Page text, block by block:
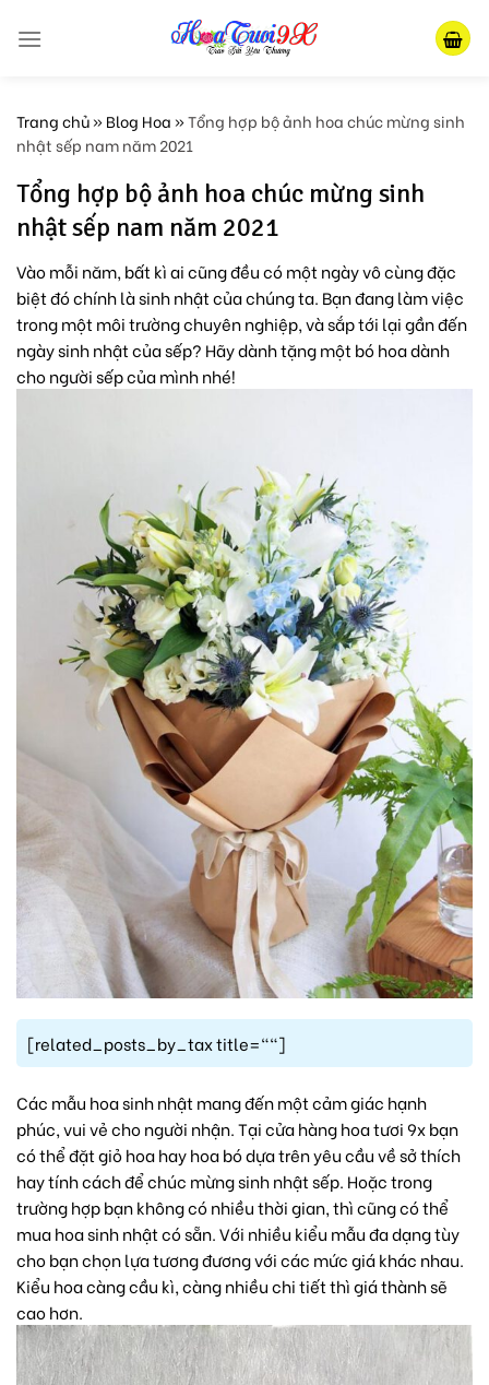
Trang chủ»Blog Hoa»Tổng hợp bộ ảnh hoa chúc mừng sinh
nhật sếp nam năm 2021
Tổng hợp bộ ảnh hoa chúc mừng sinh
nhật sếp nam năm 2021
Vào mỗi năm, bất kì ai cũng đều có một ngày vô cùng đặc
biệt đó chính là sinh nhật của chúng ta. Bạn đang làm việc
trong một môi trường chuyên nghiệp, và sắp tới lại gần đến
ngày sinh nhật của sếp? Hãy dành tặng một bó hoa dành
cho người sếp của mình nhé!
[related_posts_by_tax title=""]
Các mẫu hoa sinh nhậtmang đến một cảm giác hạnh
phúc, vui vẻ cho người nhận. Tạicửa hàng hoa tươi 9xbạn
có thể đặtgiỏ hoahayhoa bódựa trên yêu cầu về sở thích
hay tính cách để chúc mừng sinh nhật sếp. Hoặc trong
trường hợp bạn không có nhiều thời gian, thì cũng có thể
mua hoa sinh nhật có sẵn. Với nhiều kiểu mẫu đa dạng tùy
cho bạn chọn lựa tương đương với các mức giá khác nhau.
Kiểu hoa càng cầu kì, càng nhiều chi tiết thì giá thành sẽ
cao hơn.